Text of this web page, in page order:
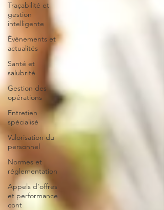
Traçabilité et
gestion
intelligente
Événements et
actualités
Santé et
salubrité
Gestion des
opérations
Entretien
spécialisé
Valorisation du
personnel
Normes et
réglementation
Appels d’offres
et performance
cont